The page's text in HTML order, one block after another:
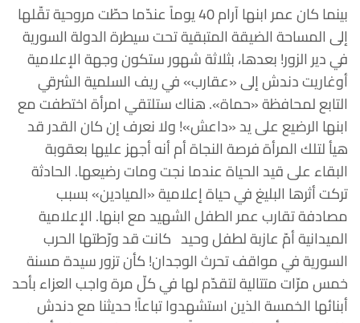
بينما كان عمر ابنها آرام 40 يوماً عندّما حطّت مروحية تقّلها
إلى المساحة الضيقة المتبقية تحت سيطرة الدولة السورية
في دير الزور! بعدها، بثلاثة شهور ستكون وجهة الإعلامية
أوغاريت دندش إلى «عقارب» في ريف السلمية الشرقي
التابع لمحافظة «حماة». هناك ستلتقي امرأة اختطفت مع
ابنها الرضيع على يد «داعش»! ولا نعرف إن كان القدر قد
هيأ لتلك المرأة فرصة النجاة أم أنه أجهز عليها بعقوبة
البقاء على قيد الحياة عندما نجت ومات رضيعها. الحادثة
تركت أثرها البليغ في حياة إعلامية «الميادين» بسبب
مصادفة تقارب عمر الطفل الشهيد مع ابنها. الإعلامية
الميدانية أمّ عازبة لطفل وحيد كانت قد ورّطتها الحرب
السورية في مواقف تحرث الوجدان! كأن تزور سيدة مسنة
خمس مرّات متتالية لتقدّم لها في كلّ مرة واجب العزاء بأحد
أبنائها الخمسة الذين استشهدوا تباعاً! حديثنا مع دندش